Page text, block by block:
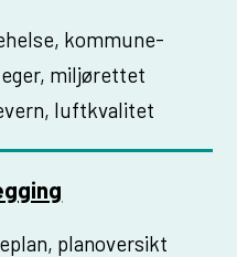
kommune­
miljørettet
luftkvalitet
planoversikt